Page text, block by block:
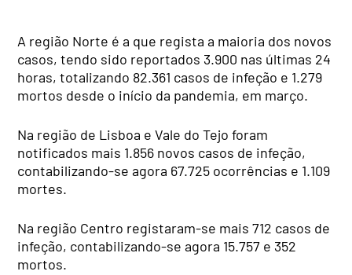
A região Norte é a que regista a maioria dos novos
casos, tendo sido reportados 3.900 nas últimas 24
horas, totalizando 82.361 casos de infeção e 1.279
mortos desde o início da pandemia, em março.
Na região de Lisboa e Vale do Tejo foram
notificados mais 1.856 novos casos de infeção,
contabilizando-se agora 67.725 ocorrências e 1.109
mortes.
Na região Centro registaram-se mais 712 casos de
infeção, contabilizando-se agora 15.757 e 352
mortos.